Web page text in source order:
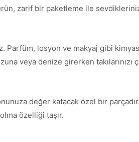
zarif bir paketleme ile
Parfüm, losyon ve makyaj gibi
veya denize girerken takılarınızı
değer katacak özel bir
özelliği taşır.